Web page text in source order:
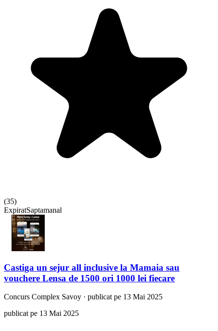
(35)
ExpiratSaptamanal
Castiga un sejur all inclusive la Mamaia sau
vouchere Lensa de 1500 ori 1000 lei fiecare
Concurs Complex Savoy · publicat pe 13 Mai 2025
publicat pe 13 Mai 2025